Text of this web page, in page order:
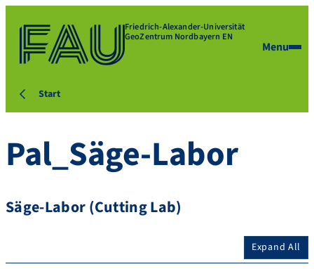
Friedrich-Alexander-Universität
GeoZentrum Nordbayern EN
Menu
Start
Pal_Säge-Labor
Säge-Labor (Cutting Lab)
Expand All